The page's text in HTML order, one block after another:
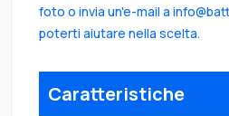
foto o invia un'e-mail a
poterti aiutare nella scelta.
Caratteristiche